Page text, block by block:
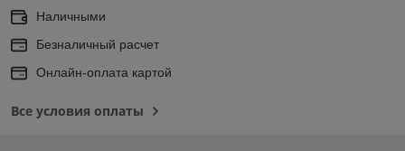
Наличными
Безналичный расчет
Онлайн-оплата картой
Все условия оплаты